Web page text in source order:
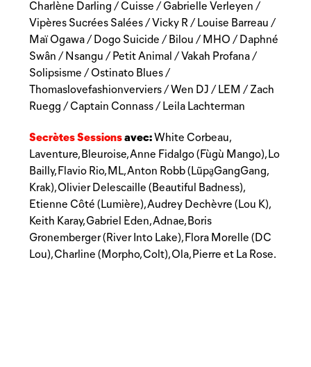
Charlène Darling / Cuisse / Gabrielle Verleyen /
Vipères Sucrées Salées / Vicky R / Louise Barreau /
Maï Ogawa / Dogo Suicide / Bilou / MHO / Daphné
Swân / Nsangu / Petit Animal / Vakah Profana /
Solipsisme / Ostinato Blues /
Thomaslovefashionverviers / Wen DJ / LEM / Zach
Ruegg / Captain Connass / Leila Lachterman
Secrètes Sessionsavec: White Corbeau,
Laventure, Bleuroise, Anne Fidalgo (Fùgù Mango), Lo
Bailly, Flavio Rio, ML, Anton Robb (LũpḁGangGang,
Krak), Olivier Delescaille (Beautiful Badness),
Etienne Côté (Lumière), Audrey Dechèvre (Lou K),
Keith Karay, Gabriel Eden, Adnae, Boris
Gronemberger (River Into Lake), Flora Morelle (DC
Lou), Charline (Morpho, Colt), Ola, Pierre et La Rose.